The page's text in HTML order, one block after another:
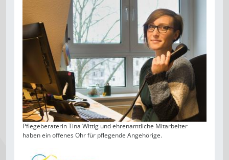
Pflegeberaterin Tina Wittig und ehrenamtliche Mitarbeiter
haben ein offenes Ohr für pflegende Angehörige.